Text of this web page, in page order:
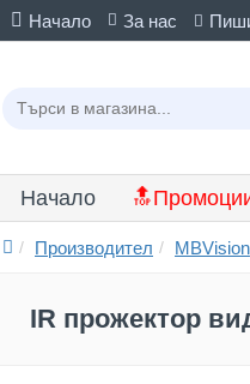
Начало За нас
Начало
Производител MBVision
IR прожектор